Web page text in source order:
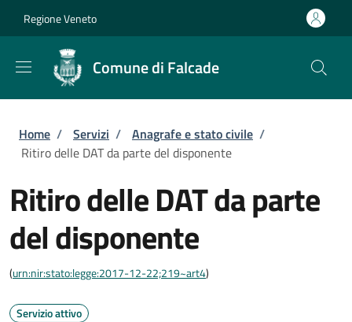
Regione Veneto
Comune di Falcade
Briciole di pane
Home / Servizi / Anagrafe e stato civile /
Ritiro delle DAT da parte del disponente
Ritiro delle DAT da parte
del disponente
(urn:nir:stato:legge:2017-12-22;219~art4)
Servizio attivo